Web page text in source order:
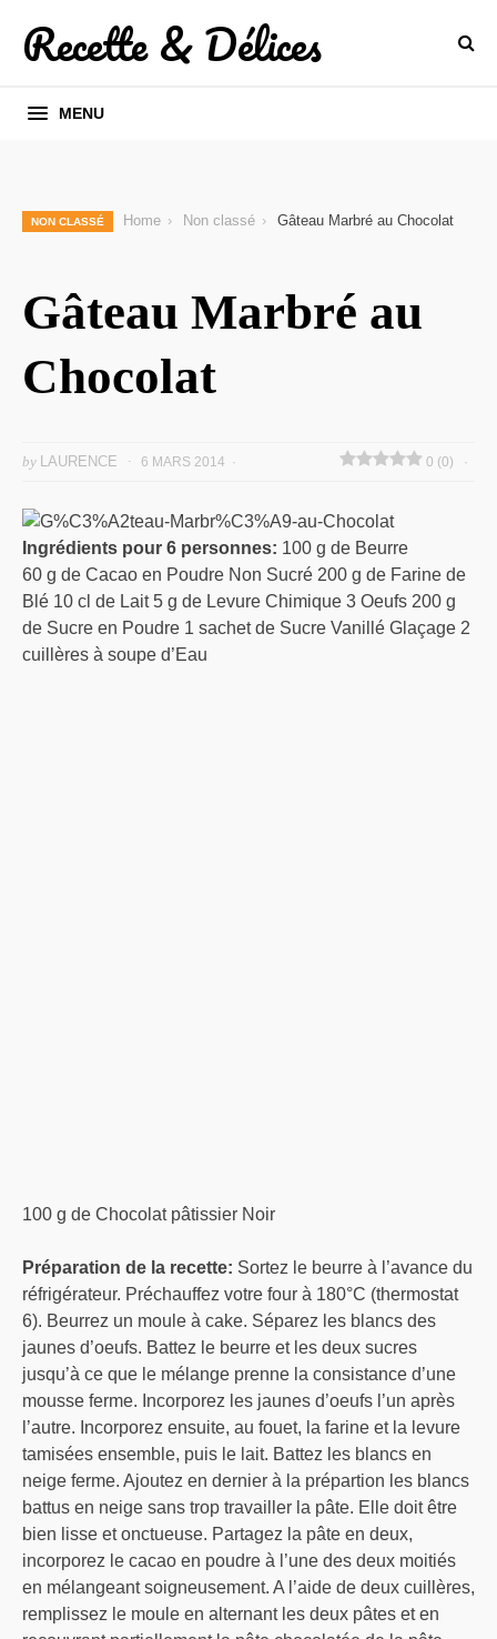
Recette & Délices
MENU
NON CLASSÉ Home Non classé Gâteau Marbré au Chocolat
Gâteau Marbré au
Chocolat
by LAURENCE 6 MARS 2014 0 (0)
Ingrédients pour 6 personnes: 100 g de Beurre
60 g de Cacao en Poudre Non Sucré 200 g de Farine de
Blé 10 cl de Lait 5 g de Levure Chimique 3 Oeufs 200 g
de Sucre en Poudre 1 sachet de Sucre Vanillé Glaçage 2
cuillères à soupe d’Eau
100 g de Chocolat pâtissier Noir
Préparation de la recette: Sortez le beurre à l’avance du
réfrigérateur. Préchauffez votre four à 180°C (thermostat
6). Beurrez un moule à cake. Séparez les blancs des
jaunes d’oeufs. Battez le beurre et les deux sucres
jusqu’à ce que le mélange prenne la consistance d’une
mousse ferme. Incorporez les jaunes d’oeufs l’un après
l’autre. Incorporez ensuite, au fouet, la farine et la levure
tamisées ensemble, puis le lait. Battez les blancs en
neige ferme. Ajoutez en dernier à la prépartion les blancs
battus en neige sans trop travailler la pâte. Elle doit être
bien lisse et onctueuse. Partagez la pâte en deux,
incorporez le cacao en poudre à l’une des deux moitiés
en mélangeant soigneusement. A l’aide de deux cuillères,
remplissez le moule en alternant les deux pâtes et en